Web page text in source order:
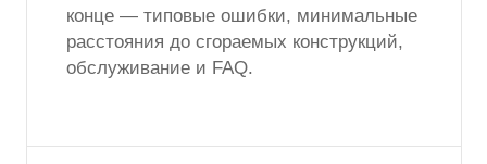
конце — типовые ошибки, минимальные
расстояния до сгораемых конструкций,
обслуживание и FAQ.